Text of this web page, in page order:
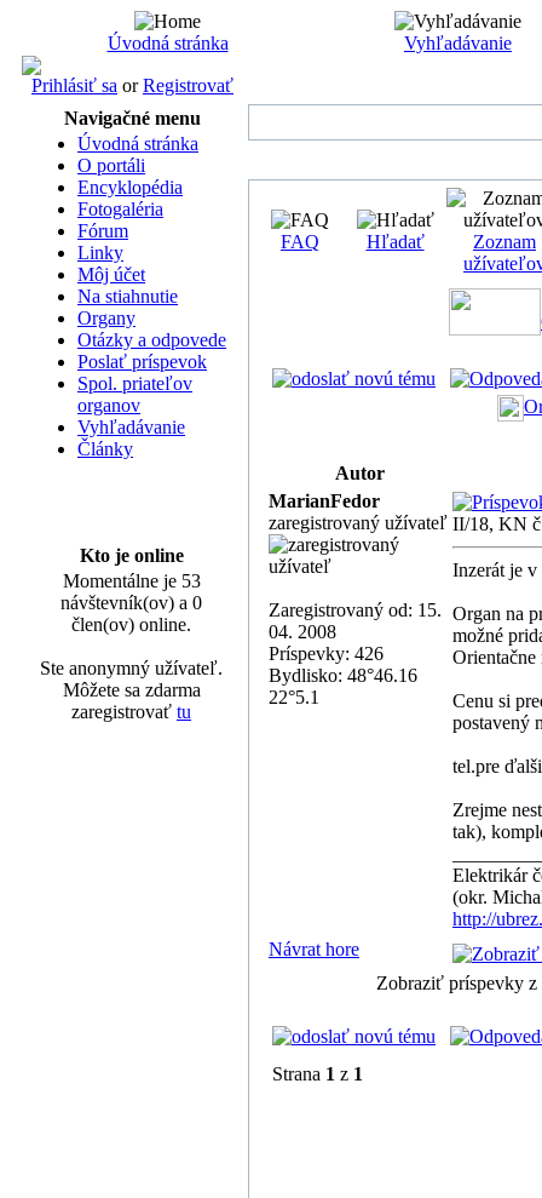
Úvodná stránka Vyhľadávanie
Prihlásiť sa orRegistrovať
Navigačné menu
Úvodná stránka
O portáli
Encyklopédia
Fotogaléria
Fórum
Linky
Môj účet
Na stiahnutie
Organy
Otázky a odpovede
Poslať príspevok
Spol. priateľov
organov
Vyhľadávanie
Články
Kto je online
Momentálne je 53
návštevník(ov) a 0
člen(ov) online.
Ste anonymný užívateľ.
Môžete sa zdarma
zaregistrovať tu
FAQ Hľadať
Zoznam
Autor
MarianFedor
zaregistrovaný užívateľ
Zaregistrovaný od: 15.
04. 2008
Príspevky: 426
Bydlisko: 48°46.16
22°5.1
II/18, KN
Inzerát je
Organ na
možné
Cenu si
postavený
tel.pre
Zrejme
tak),
Elektrikár
(okr.
http://
Návrat hore
Zobraziť príspevky
Strana 1 z 1